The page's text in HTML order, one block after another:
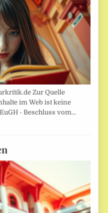
Zur Quelle
im Web ist keine
- Beschluss vom…